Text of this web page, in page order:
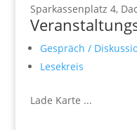
Sparkassenplatz 4,
Gespräch /
Lesekreis
Lade Karte ...